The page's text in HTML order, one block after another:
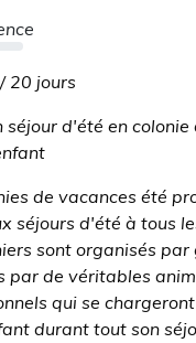
20 jours
séjour d'été en colonie
de vacances été
séjours d'été à tous
sont organisés par
par de véritables
qui se
durant tout son